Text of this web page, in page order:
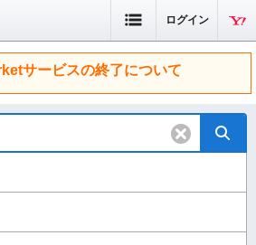
ログイン
サービスの終了について